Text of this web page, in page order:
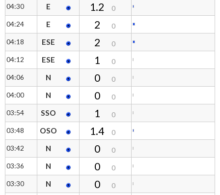
04:30
E 1.2
0
04:24
E 2
0
04:18
ESE 2
0
04:12
ESE 1
0
04:06
N 0
0
04:00
N 0
0
03:54
SSO 1
0
03:48
OSO 1.4
0
03:42
N 0
0
03:36
N 0
0
03:30
N 0
0